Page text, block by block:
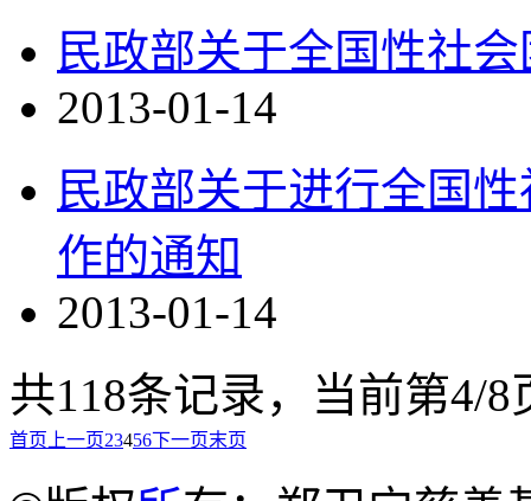
民政部关于全国性社
2013-01-14
民政部关于进行全国
作的通知
2013-01-14
共118条记录，当前第4/
首页 上一页23456下一页末页